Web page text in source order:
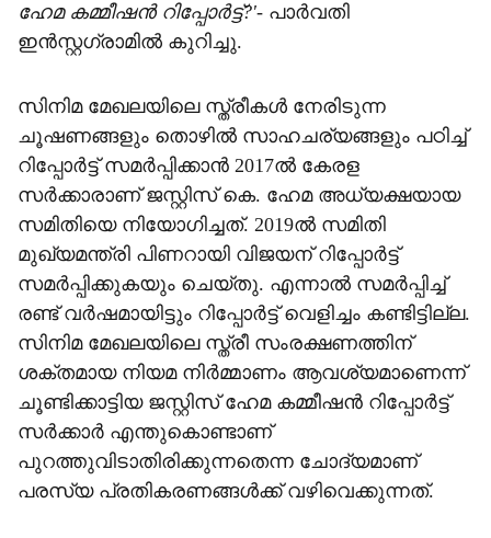
ഹേമ കമ്മീഷന്‍ റിപ്പോര്‍ട്ട്?'- പാര്‍വതി
ഇന്‍സ്റ്റഗ്രാമില്‍ കുറിച്ചു.
സിനിമ മേഖലയിലെ സ്ത്രീകള്‍ നേരിടുന്ന
ചൂഷണങ്ങളും തൊഴില്‍ സാഹചര്യങ്ങളും പഠിച്ച്
റിപ്പോര്‍ട്ട് സമര്‍പ്പിക്കാന്‍ 2017ല്‍ കേരള
സര്‍ക്കാരാണ് ജസ്റ്റിസ് കെ. ഹേമ അധ്യക്ഷയായ
സമിതിയെ നിയോഗിച്ചത്. 2019ല്‍ സമിതി
മുഖ്യമന്ത്രി പിണറായി വിജയന് റിപ്പോര്‍ട്ട്
സമര്‍പ്പിക്കുകയും ചെയ്തു. എന്നാല്‍ സമര്‍പ്പിച്ച്
രണ്ട് വര്‍ഷമായിട്ടും റിപ്പോര്‍ട്ട് വെളിച്ചം കണ്ടിട്ടില്ല.
സിനിമ മേഖലയിലെ സ്ത്രീ സംരക്ഷണത്തിന്
ശക്തമായ നിയമ നിര്‍മ്മാണം ആവശ്യമാണെന്ന്
ചൂണ്ടിക്കാട്ടിയ ജസ്റ്റിസ് ഹേമ കമ്മീഷന്‍ റിപ്പോര്‍ട്ട്
സര്‍ക്കാര്‍ എന്തുകൊണ്ടാണ്
പുറത്തുവിടാതിരിക്കുന്നതെന്ന ചോദ്യമാണ്
പരസ്യ പ്രതികരണങ്ങള്‍ക്ക് വഴിവെക്കുന്നത്.